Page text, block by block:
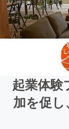
起業体験
加を促